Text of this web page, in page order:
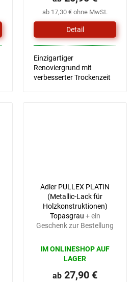
ab 17,30 € ohne MwSt.
Detail
Einzigartiger
Renoviergrund mit
verbesserter Trockenzeit
Adler PULLEX PLATIN
(Metallic-Lack für
Holzkonstruktionen)
Topasgrau + ein
Geschenk zur Bestellung
IM ONLINESHOP AUF
LAGER
ab 27,90 €